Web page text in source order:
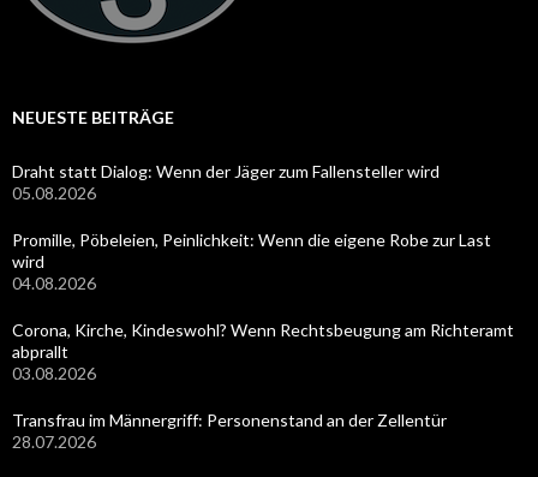
NEUESTE BEITRÄGE
Draht statt Dialog: Wenn der Jäger zum Fallensteller wird
05.08.2026
Promille, Pöbeleien, Peinlichkeit: Wenn die eigene Robe zur Last
wird
04.08.2026
Corona, Kirche, Kindeswohl? Wenn Rechtsbeugung am Richteramt
abprallt
03.08.2026
Transfrau im Männergriff: Personenstand an der Zellentür
28.07.2026